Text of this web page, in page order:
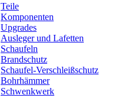
Teile
Komponenten
Upgrades
Ausleger und Lafetten
Schaufeln
Brandschutz
Schaufel-Verschleißschutz
Bohrhämmer
Schwenkwerk